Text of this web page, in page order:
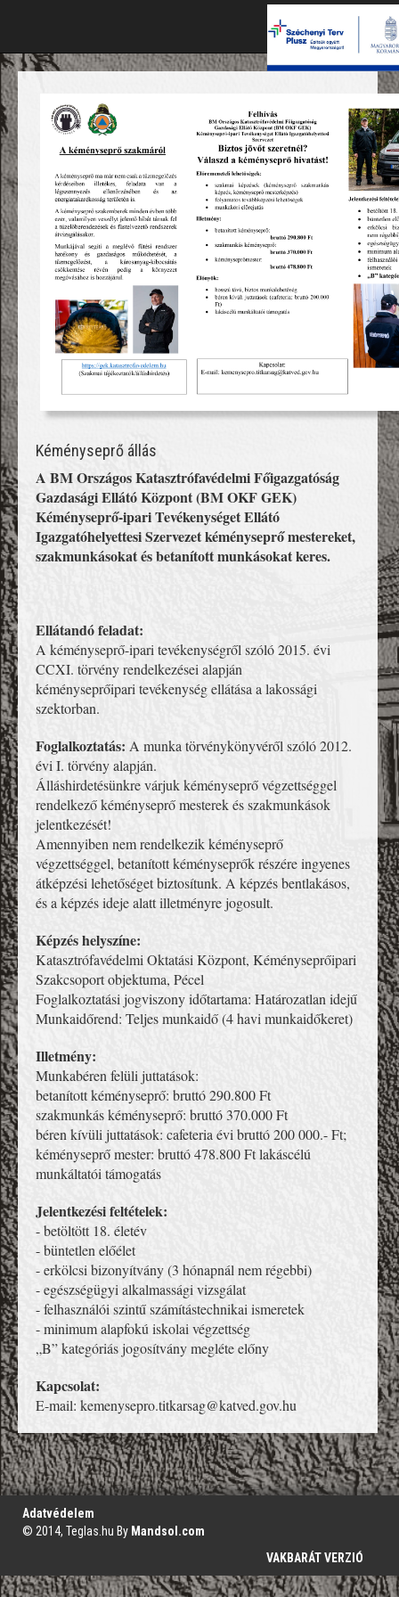
Kéményseprő állás
A BM Országos Katasztrófavédelmi Főigazgatóság
Gazdasági Ellátó Központ (BM OKF GEK)
Kéményseprő-ipari Tevékenységet Ellátó
Igazgatóhelyettesi Szervezet kéményseprő mestereket,
szakmunkásokat és betanított munkásokat keres.
Ellátandó feladat:
A kéményseprő-ipari tevékenységről szóló 2015. évi
CCXI. törvény rendelkezései alapján
kéményseprőipari tevékenység ellátása a lakossági
szektorban.
Foglalkoztatás: A munka törvénykönyvéről szóló 2012.
évi I. törvény alapján.
Álláshirdetésünkre várjuk kéményseprő végzettséggel
rendelkező kéményseprő mesterek és szakmunkások
jelentkezését!
Amennyiben nem rendelkezik kéményseprő
végzettséggel, betanított kéményseprők részére ingyenes
átképzési lehetőséget biztosítunk. A képzés bentlakásos,
és a képzés ideje alatt illetményre jogosult.
Képzés helyszíne:
Katasztrófavédelmi Oktatási Központ, Kéményseprőipari
Szakcsoport objektuma, Pécel
Foglalkoztatási jogviszony időtartama: Határozatlan idejű
Munkaidőrend: Teljes munkaidő (4 havi munkaidőkeret)
Illetmény:
Munkabéren felüli juttatások:
betanított kéményseprő: bruttó 290.800 Ft
szakmunkás kéményseprő: bruttó 370.000 Ft
béren kívüli juttatások: cafeteria évi bruttó 200 000.- Ft;
kéményseprő mester: bruttó 478.800 Ft lakáscélú
munkáltatói támogatás
Jelentkezési feltételek:
- betöltött 18. életév
- büntetlen előélet
- erkölcsi bizonyítvány (3 hónapnál nem régebbi)
- egészségügyi alkalmassági vizsgálat
- felhasználói szintű számítástechnikai ismeretek
- minimum alapfokú iskolai végzettség
„B” kategóriás jogosítvány megléte előny
Kapcsolat:
E-mail: kemenysepro.titkarsag@katved.gov.hu
';
Adatvédelem
© 2014, Teglas.hu By Mandsol.com
VAKBARÁT VERZIÓ